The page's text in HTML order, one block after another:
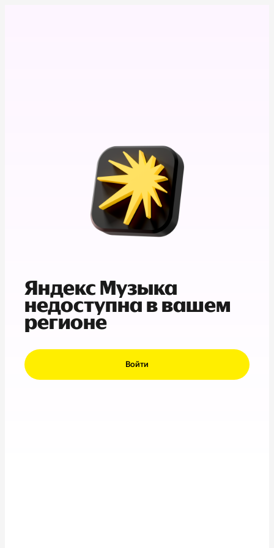
Яндекс Музыка
недоступна в вашем
регионе
Войти